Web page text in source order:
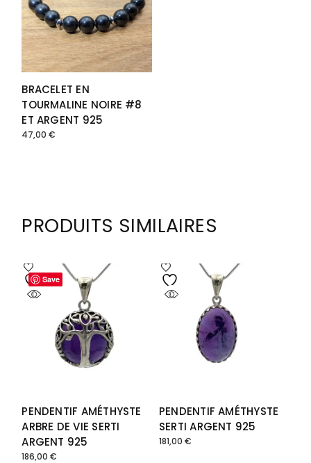
BRACELET EN
TOURMALINE NOIRE #8
ET ARGENT 925
47,00€
PRODUITS SIMILAIRES
Save
PENDENTIF AMÉTHYSTE
ARBRE DE VIE SERTI
ARGENT 925
186,00€
Save
PENDENTIF AMÉTHYSTE
SERTI ARGENT 925
181,00 €